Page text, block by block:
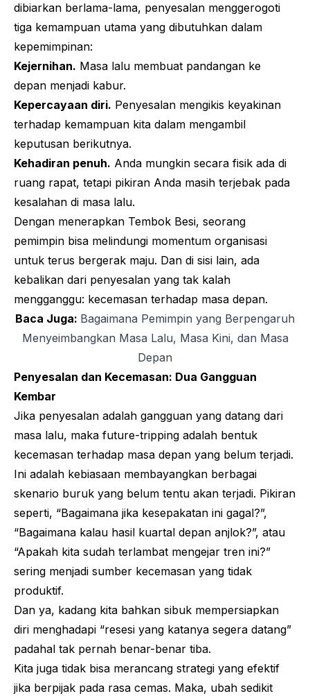
dibiarkan berlama-lama, penyesalan menggerogoti
tiga kemampuan utama yang dibutuhkan dalam
kepemimpinan:
Kejernihan. Masa lalu membuat pandangan ke
depan menjadi kabur.
Kepercayaan diri. Penyesalan mengikis keyakinan
terhadap kemampuan kita dalam mengambil
keputusan berikutnya.
Kehadiran penuh. Anda mungkin secara fisik ada di
ruang rapat, tetapi pikiran Anda masih terjebak pada
kesalahan di masa lalu.
Dengan menerapkan Tembok Besi, seorang
pemimpin bisa melindungi momentum organisasi
untuk terus bergerak maju. Dan di sisi lain, ada
kebalikan dari penyesalan yang tak kalah
mengganggu: kecemasan terhadap masa depan.
Baca Juga: Bagaimana Pemimpin yang Berpengaruh
Menyeimbangkan Masa Lalu, Masa Kini, dan Masa
Depan
Penyesalan dan Kecemasan: Dua Gangguan
Kembar
Jika penyesalan adalah gangguan yang datang dari
masa lalu, maka future-tripping adalah bentuk
kecemasan terhadap masa depan yang belum terjadi.
Ini adalah kebiasaan membayangkan berbagai
skenario buruk yang belum tentu akan terjadi. Pikiran
seperti, “Bagaimana jika kesepakatan ini gagal?”,
“Bagaimana kalau hasil kuartal depan anjlok?”, atau
“Apakah kita sudah terlambat mengejar tren ini?”
sering menjadi sumber kecemasan yang tidak
produktif.
Dan ya, kadang kita bahkan sibuk mempersiapkan
diri menghadapi “resesi yang katanya segera datang”
padahal tak pernah benar-benar tiba.
Kita juga tidak bisa merancang strategi yang efektif
jika berpijak pada rasa cemas. Maka, ubah sedikit